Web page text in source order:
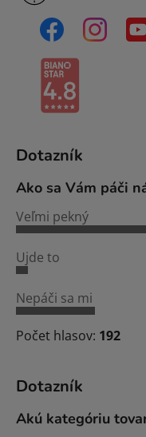
Dotazník
Ako sa Vám páči
Veľmi pekný
Ujde to
Nepáči sa mi
Počet hlasov: 192
Dotazník
Akú kategóriu